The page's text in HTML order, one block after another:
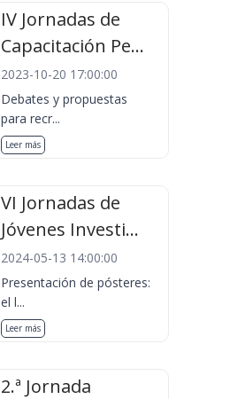
IV Jornadas de
Capacitación Pe...
2023-10-20 17:00:00
Debates y propuestas
para recr...
Leer más
VI Jornadas de
Jóvenes Investi...
2024-05-13 14:00:00
Presentación de pósteres:
el l...
Leer más
2.ª Jornada